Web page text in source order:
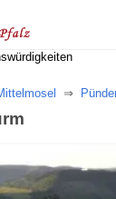
Unterkünfte in